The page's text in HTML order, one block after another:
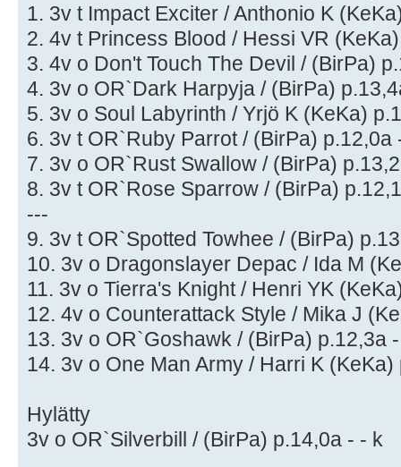
1. 3v t Impact Exciter / Anthonio K
2. 4v t Princess Blood / Hessi VR
3. 4v o Don't Touch The Devil / (BirPa)
4. 3v o OR`Dark Harpyja / (BirPa)
5. 3v o Soul Labyrinth / Yrjö K (KeKa)
6. 3v t OR`Ruby Parrot / (BirPa) p.12,0a
7. 3v o OR`Rust Swallow / (BirPa)
8. 3v t OR`Rose Sparrow / (BirPa)
---
9. 3v t OR`Spotted Towhee / (BirPa)
10. 3v o Dragonslayer Depac / Ida M
11. 3v o Tierra's Knight / Henri YK
12. 4v o Counterattack Style / Mika J
13. 3v o OR`Goshawk / (BirPa) p.12,3a
14. 3v o One Man Army / Harri K
Hylätty
3v o OR`Silverbill / (BirPa) p.14,0a - - k